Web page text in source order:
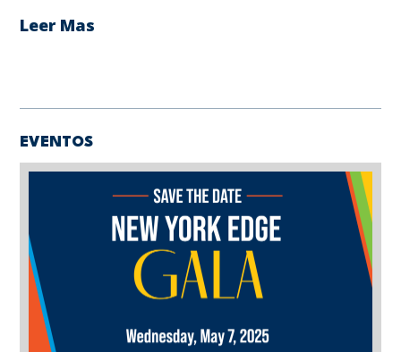
Leer Mas
EVENTOS